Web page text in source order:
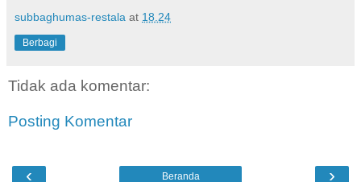
subbaghumas-restala at 18.24
Berbagi
Tidak ada komentar:
Posting Komentar
‹ ›
Beranda